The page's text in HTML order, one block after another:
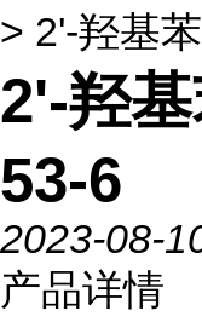
> 2'-羟基
2'-羟
53-6
2023-08-
产品详情